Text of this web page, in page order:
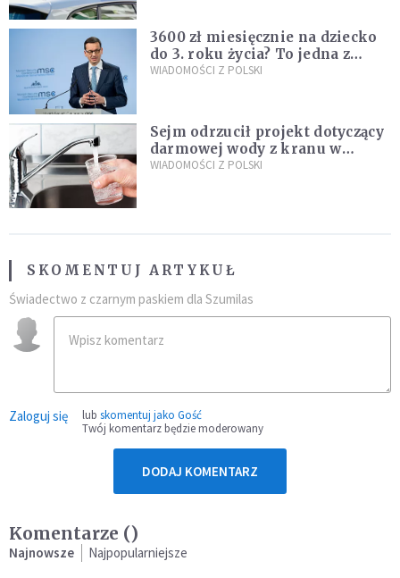
3600 zł miesięcznie na dziecko
do 3. roku życia? To jedna z
propozycji programu "Rozwój
WIADOMOŚCI Z POLSKI
Sejm odrzucił projekt dotyczący
darmowej wody z kranu w
restauracjach
WIADOMOŚCI Z POLSKI
SKOMENTUJ ARTYKUŁ
Świadectwo z czarnym paskiem dla Szumilas
Zaloguj się lub skomentuj jako Gość
Twój komentarz będzie moderowany
DODAJ KOMENTARZ
Komentarze ()
Najnowsze Najpopularniejsze